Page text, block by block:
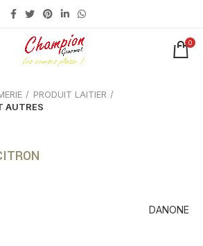
0
PRODUIT LAITIER
AUTRES
DANONE